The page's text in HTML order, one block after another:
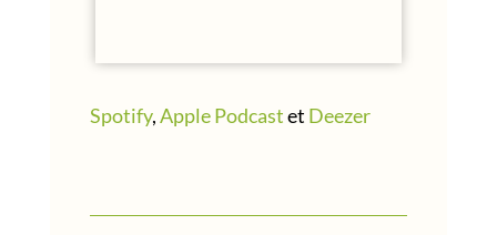
Spotify,Apple Podcastet Deezer